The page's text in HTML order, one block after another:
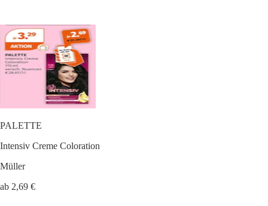
PALETTE
Intensiv Creme Coloration
Müller
ab 2,69 €